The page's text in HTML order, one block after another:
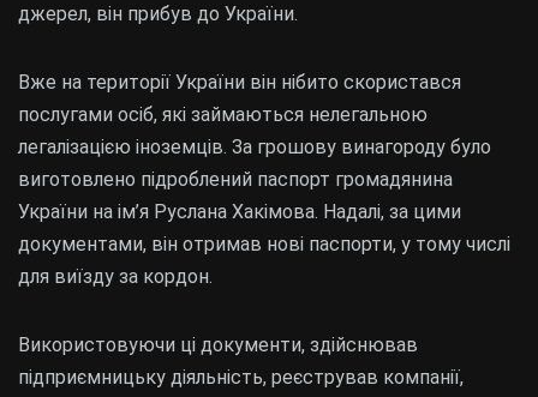
джерел, він прибув до України.
Вже на території України він нібито скористався
послугами осіб, які займаються нелегальною
легалізацією іноземців. За грошову винагороду було
виготовлено підроблений паспорт громадянина
України на ім’я Руслана Хакімова. Надалі, за цими
документами, він отримав нові паспорти, у тому числі
для виїзду за кордон.
Використовуючи ці документи, здійснював
підприємницьку діяльність, реєстрував компанії,